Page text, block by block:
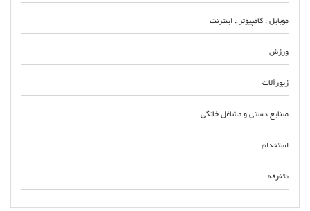
موبایل . کامپیوتر . اینترنت
ورزش
زیورآلات
صنایع دستی و مشاغل خانگی
استخدام
متفرقه